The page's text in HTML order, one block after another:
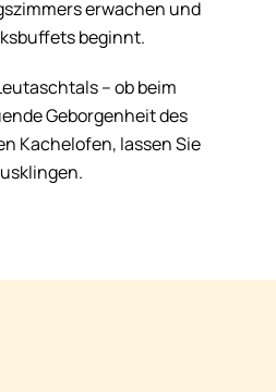
erwachen und
beginnt.
– ob beim
Geborgenheit des
Kachelofen, lassen Sie